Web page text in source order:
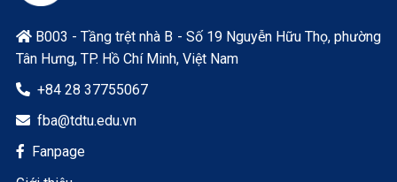
B003 - Tầng trệt nhà B - Số 19 Nguyễn Hữu Thọ, phường
Tân Hưng, TP. Hồ Chí Minh, Việt Nam
 +84 28 37755067
 fba@tdtu.edu.vn

Fanpage